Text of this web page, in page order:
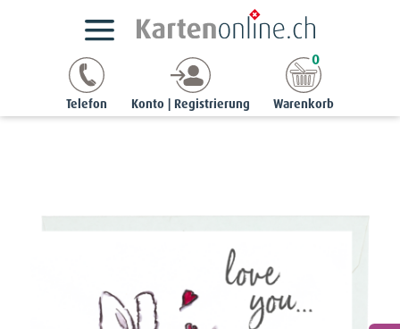
Telefon Konto | Registrierung Warenkorb
0
Minikärtchen - love you